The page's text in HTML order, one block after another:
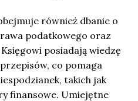
również dbanie o
podatkowego oraz
posiadają wiedzę
co pomaga
takich jak
finansowe. Umiejętne